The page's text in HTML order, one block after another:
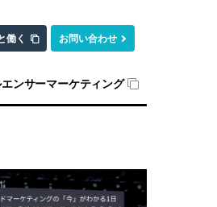
働く お問い合わせ
ンサーマーケティング